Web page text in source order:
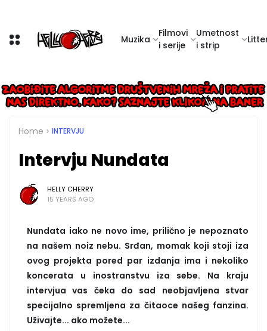
Muzika
Filmovi
i serije
Umetnost
i strip
Home INTERVJU
Intervju Nundata
HELLY CHERRY
15 YEARS AGO
Nundata iako ne novo ime, prilično je nepoznato
na našem noiz nebu. Srđan, momak koji stoji iza
ovog projekta pored par izdanja ima i nekoliko
koncerata u inostranstvu iza sebe. Na kraju
intervjua vas čeka do sad neobjavljena stvar
specijalno spremljena za čitaoce našeg fanzina.
Uživajte... ako možete...